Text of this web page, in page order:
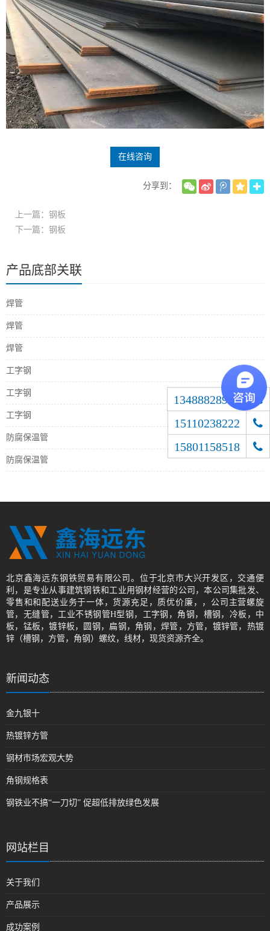
在线咨询
分享到：
上一篇：钢板
下一篇：钢板
产品底部关联
焊管
焊管
焊管
工字钢
工字钢
工字钢
防腐保温管
防腐保温管
北京鑫海远东钢铁贸易有限公司。位于北京市大兴开发区，交通便
利，是专业从事建筑钢铁和工业用钢材经营的公司，本公司集批发、
零售和和配送业务于一体，货源充足，质优价廉，，公司主营螺旋
管，无缝管，工业不锈钢管H型钢，工字钢，角钢，槽钢，冷板，中
板，锰板，镀锌板，圆钢，扁钢，角钢，焊管，方管，镀锌管，热镀
锌（槽钢，方管，角钢）螺纹，线材，现货资源齐全。
新闻动态
金九银十
热镀锌方管
钢材市场宏观大势
角钢规格表
钢铁业不搞“一刀切” 促超低排放绿色发展
网站栏目
关于我们
产品展示
成功案例
13488828900
15110238222
15801158518